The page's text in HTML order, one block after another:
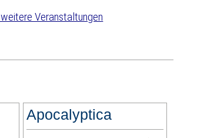
weitere Veranstaltungen
Apocalyptica